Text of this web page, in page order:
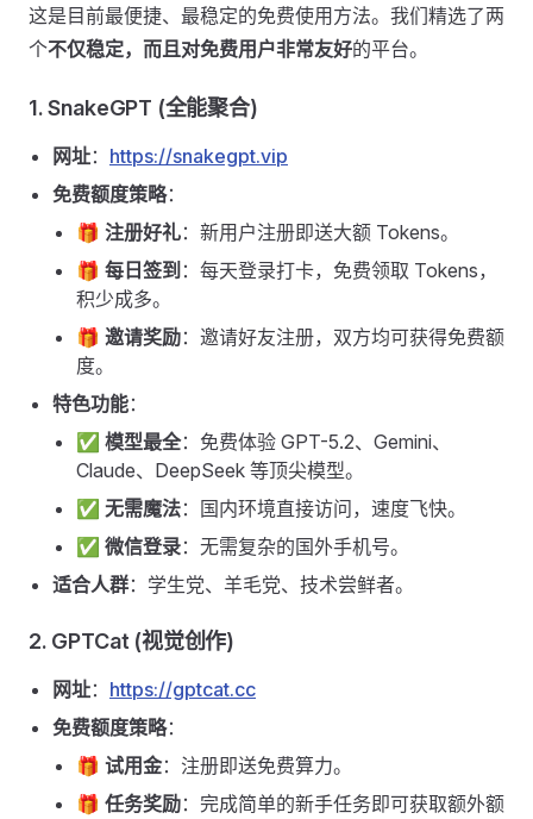
这是目前最便捷、最稳定的免费使用方法。我们精选了两
个不仅稳定，而且对免费用户非常友好的平台。
1. SnakeGPT (全能聚合)
网址： https://snakegpt.vip
免费额度策略：
🎁 注册好礼：新用户注册即送大额 Tokens。
🎁 每日签到 ：每天登录打卡，免费领取 Tokens，
积少成多。
🎁 邀请奖励：邀请好友注册，双方均可获得免费额
度。
特色功能：
✅ 模型最全：免费体验 GPT-5.2、Gemini、
Claude、DeepSeek 等顶尖模型。
✅ 无需魔法：国内环境直接访问，速度飞快。
✅ 微信登录：无需复杂的国外手机号。
适合人群：学生党、羊毛党、技术尝鲜者。
2. GPTCat (视觉创作)
网址： https://gptcat.cc
免费额度策略：
🎁 试用金：注册即送免费算力。
🎁 任务奖励：完成简单的新手任务即可获取额外额